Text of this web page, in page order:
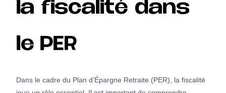
la fiscalité dans
le PER
Dans le cadre du Plan d’Épargne Retraite (PER), la fiscalité